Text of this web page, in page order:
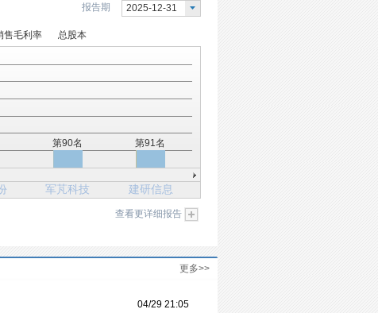
2025-12-31
报告期
售毛利率
总股本
军芃科技 建研信息
第90名 第91名
查看更详细报告
更多>>
04/29 21:05